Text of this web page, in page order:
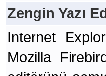
Zengin Yazı
Internet
Mozilla